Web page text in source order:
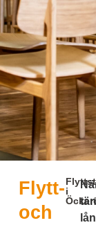
Flytt-
och
i